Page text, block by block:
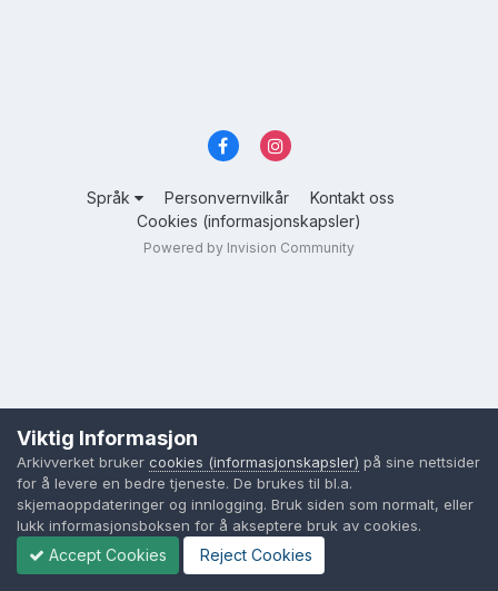
Språk Personvernvilkår
Kontakt oss
Cookies (informasjonskapsler)
Powered by Invision Community
Viktig Informasjon
Arkivverket bruker cookies (informasjonskapsler) på sine nettsider
for å levere en bedre tjeneste. De brukes til bl.a.
skjemaoppdateringer og innlogging. Bruk siden som normalt, eller
lukk informasjonsboksen for å akseptere bruk av cookies.
Accept Cookies Reject Cookies